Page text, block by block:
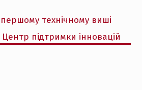
технічному виші
підтримки інновацій